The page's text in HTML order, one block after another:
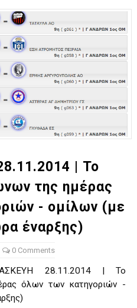
| Το
της ημέρας
- ομίλων (με
έναρξης)
0 Comments
28.11.2014 | Το
όλων των κατηγοριών -